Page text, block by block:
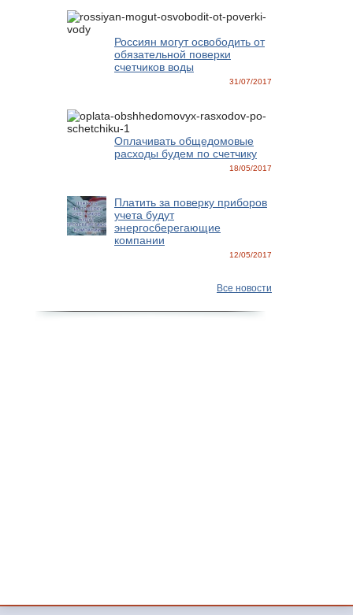
Россиян могут освободить от
обязательной поверки
счетчиков воды
31/07/2017
Оплачивать общедомовые
расходы будем по счетчику
18/05/2017
Платить за поверку приборов
учета будут
энергосберегающие
компании
12/05/2017
Все новости